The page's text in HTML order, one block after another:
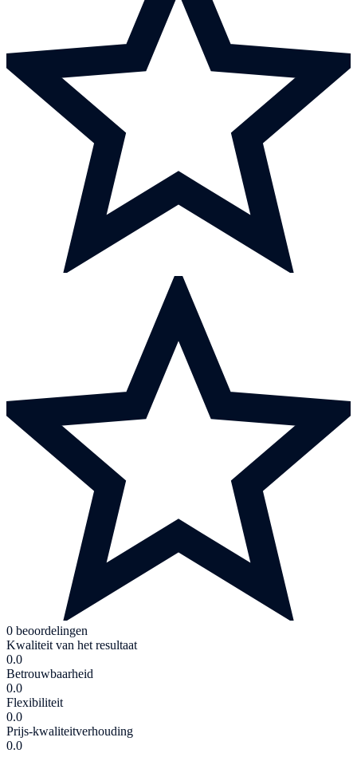
0 beoordelingen
Kwaliteit van het resultaat
0.0
Betrouwbaarheid
0.0
Flexibiliteit
0.0
Prijs-kwaliteitverhouding
0.0